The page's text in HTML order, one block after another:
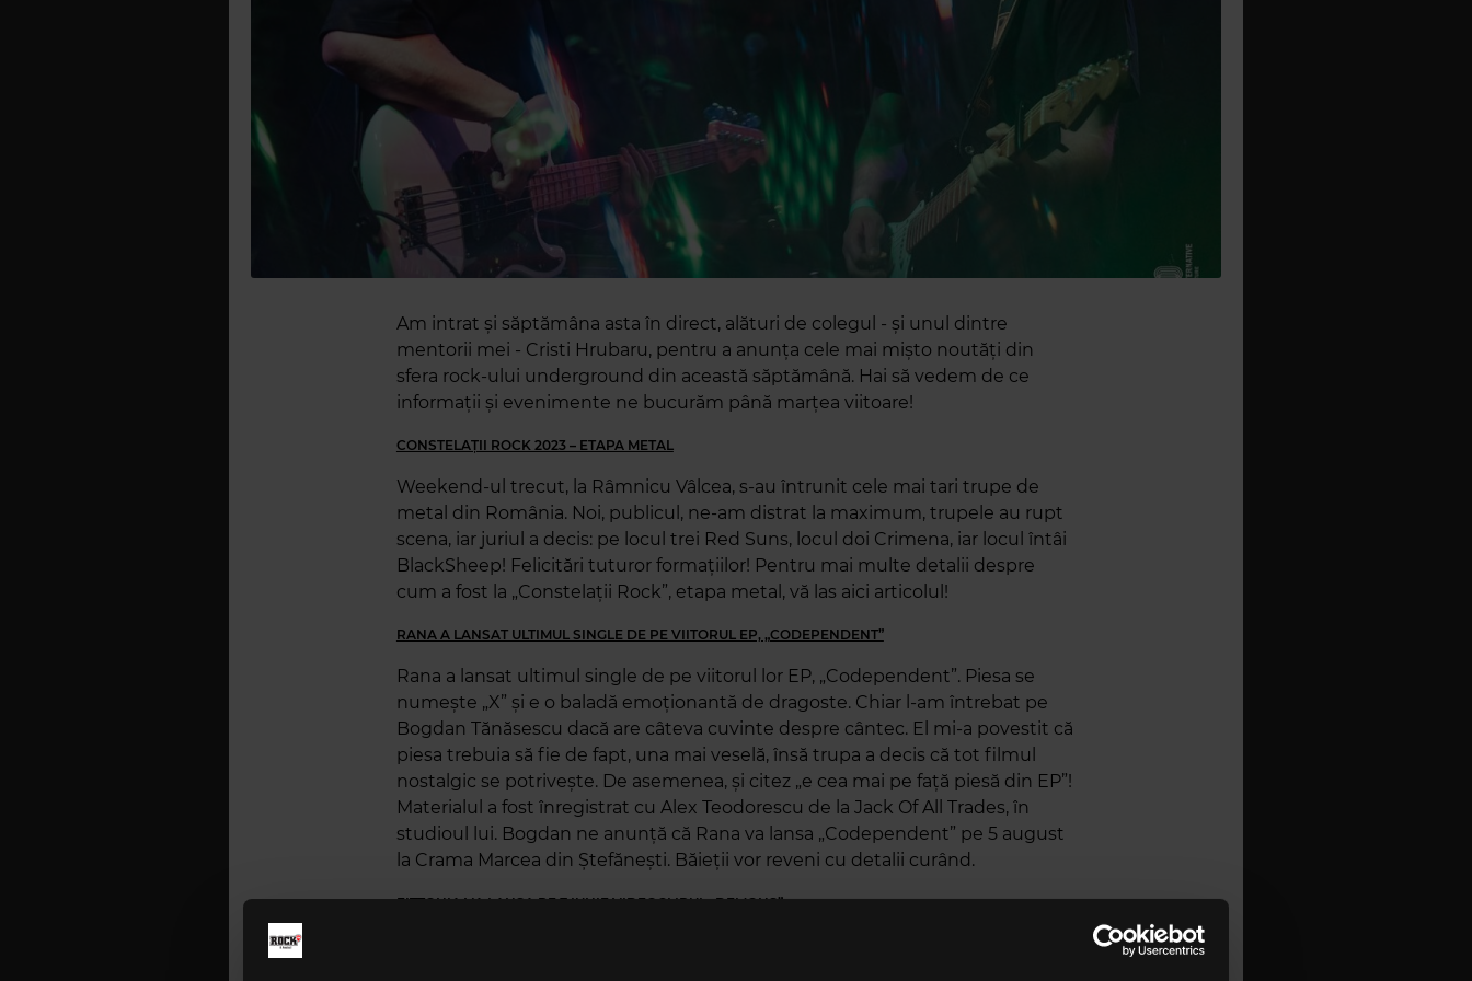
Am intrat și săptămâna asta în direct, alături de colegul - și unul dintre
mentorii mei - Cristi Hrubaru, pentru a anunța cele mai mișto noutăți din
sfera rock-ului underground din această săptămână. Hai să vedem de ce
informații și evenimente ne bucurăm până marțea viitoare!
CONSTELAȚII ROCK 2023 – ETAPA METAL
Weekend-ul trecut, la Râmnicu Vâlcea, s-au întrunit cele mai tari trupe de
metal din România. Noi, publicul, ne-am distrat la maximum, trupele au rupt
scena, iar juriul a decis: pe locul trei Red Suns, locul doi Crimena, iar locul întâi
BlackSheep! Felicitări tuturor formațiilor! Pentru mai multe detalii despre
cum a fost la „Constelații Rock”, etapa metal, vă las aici articolul!
RANA A LANSAT ULTIMUL SINGLE DE PE VIITORUL EP, „CODEPENDENT”
Rana a lansat ultimul single de pe viitorul lor EP, „Codependent”. Piesa se
numește „X” și e o baladă emoționantă de dragoste. Chiar l-am întrebat pe
Bogdan Tănăsescu dacă are câteva cuvinte despre cântec. El mi-a povestit că
piesa trebuia să fie de fapt, una mai veselă, însă trupa a decis că tot filmul
nostalgic se potrivește. De asemenea, și citez „e cea mai pe față piesă din EP”!
Materialul a fost înregistrat cu Alex Teodorescu de la Jack Of All Trades, în
studioul lui. Bogdan ne anunță că Rana va lansa „Codependent” pe 5 august
la Crama Marcea din Ștefănești. Băieții vor reveni cu detalii curând.
FITTONIA VA LANSA PE 7 IUNIE VIDEOCLIPUL „DEMONS”